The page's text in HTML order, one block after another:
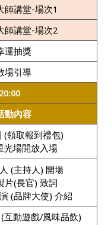
師講堂-場次1
師講堂-場次2
運抽獎
場引導
動內容
(領取報到禮包)
光場開放入場
(主持人) 開場
片(長官) 致詞
(品牌大使) 介紹
互動遊戲/風味品飲)